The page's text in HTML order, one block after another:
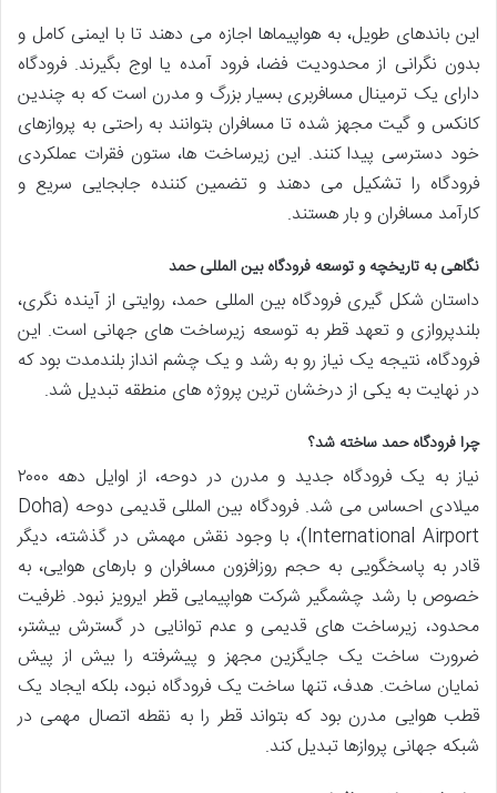
این باندهای طویل، به هواپیماها اجازه می دهند تا با ایمنی کامل و
بدون نگرانی از محدودیت فضا، فرود آمده یا اوج بگیرند. فرودگاه
دارای یک ترمینال مسافربری بسیار بزرگ و مدرن است که به چندین
کانکس و گیت مجهز شده تا مسافران بتوانند به راحتی به پروازهای
خود دسترسی پیدا کنند. این زیرساخت ها، ستون فقرات عملکردی
فرودگاه را تشکیل می دهند و تضمین کننده جابجایی سریع و
کارآمد مسافران و بار هستند.
نگاهی به تاریخچه و توسعه فرودگاه بین المللی حمد
داستان شکل گیری فرودگاه بین المللی حمد، روایتی از آینده نگری،
بلندپروازی و تعهد قطر به توسعه زیرساخت های جهانی است. این
فرودگاه، نتیجه یک نیاز رو به رشد و یک چشم انداز بلندمدت بود که
در نهایت به یکی از درخشان ترین پروژه های منطقه تبدیل شد.
چرا فرودگاه حمد ساخته شد؟
نیاز به یک فرودگاه جدید و مدرن در دوحه، از اوایل دهه ۲۰۰۰
میلادی احساس می شد. فرودگاه بین المللی قدیمی دوحه (Doha
International Airport)، با وجود نقش مهمش در گذشته، دیگر
قادر به پاسخگویی به حجم روزافزون مسافران و بارهای هوایی، به
خصوص با رشد چشمگیر شرکت هواپیمایی قطر ایرویز نبود. ظرفیت
محدود، زیرساخت های قدیمی و عدم توانایی در گسترش بیشتر،
ضرورت ساخت یک جایگزین مجهز و پیشرفته را بیش از پیش
نمایان ساخت. هدف، تنها ساخت یک فرودگاه نبود، بلکه ایجاد یک
قطب هوایی مدرن بود که بتواند قطر را به نقطه اتصال مهمی در
شبکه جهانی پروازها تبدیل کند.